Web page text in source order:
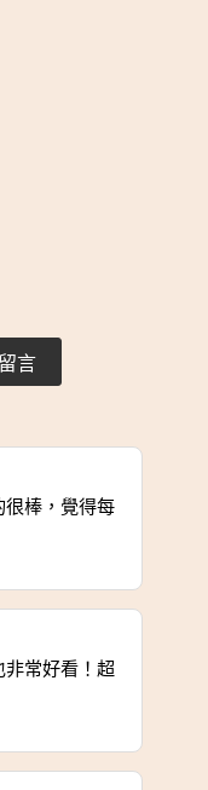
言
很棒，覺得每
常好看！超